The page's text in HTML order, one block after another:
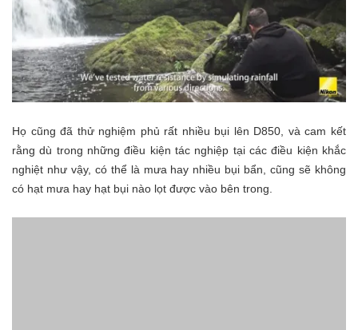
Họ cũng đã thử nghiệm phủ rất nhiều bụi lên D850, và cam kết
rằng dù trong những điều kiện tác nghiệp tại các điều kiện khắc
nghiệt như vậy, có thể là mưa hay nhiều bụi bẩn, cũng sẽ không
có hạt mưa hay hạt bụi nào lọt được vào bên trong.